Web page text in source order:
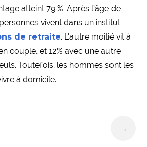
atteint 79 %. Après l’âge de
vivent dans un institut
de retraite. L’autre moitié vit à
couple, et 12% avec une autre
Toutefois, les hommes sont les
à domicile.
→